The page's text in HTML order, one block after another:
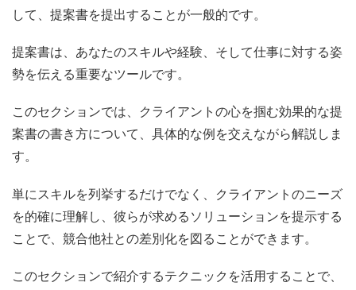
して、提案書を提出することが一般的です。
提案書は、あなたのスキルや経験、そして仕事に対する姿
勢を伝える重要なツールです。
このセクションでは、クライアントの心を掴む効果的な提
案書の書き方について、具体的な例を交えながら解説しま
す。
単にスキルを列挙するだけでなく、クライアントのニーズ
を的確に理解し、彼らが求めるソリューションを提示する
ことで、競合他社との差別化を図ることができます。
このセクションで紹介するテクニックを活用することで、